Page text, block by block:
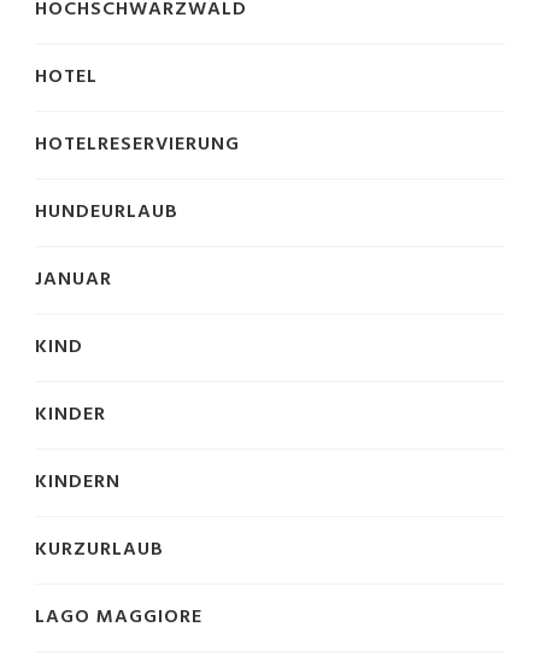
HOCHSCHWARZWALD
HOTEL
HOTELRESERVIERUNG
HUNDEURLAUB
JANUAR
KIND
KINDER
KINDERN
KURZURLAUB
LAGO MAGGIORE